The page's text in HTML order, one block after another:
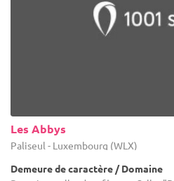
Les Abbys
Paliseul - Luxembourg (WLX)
Demeure de caractère / Domaine